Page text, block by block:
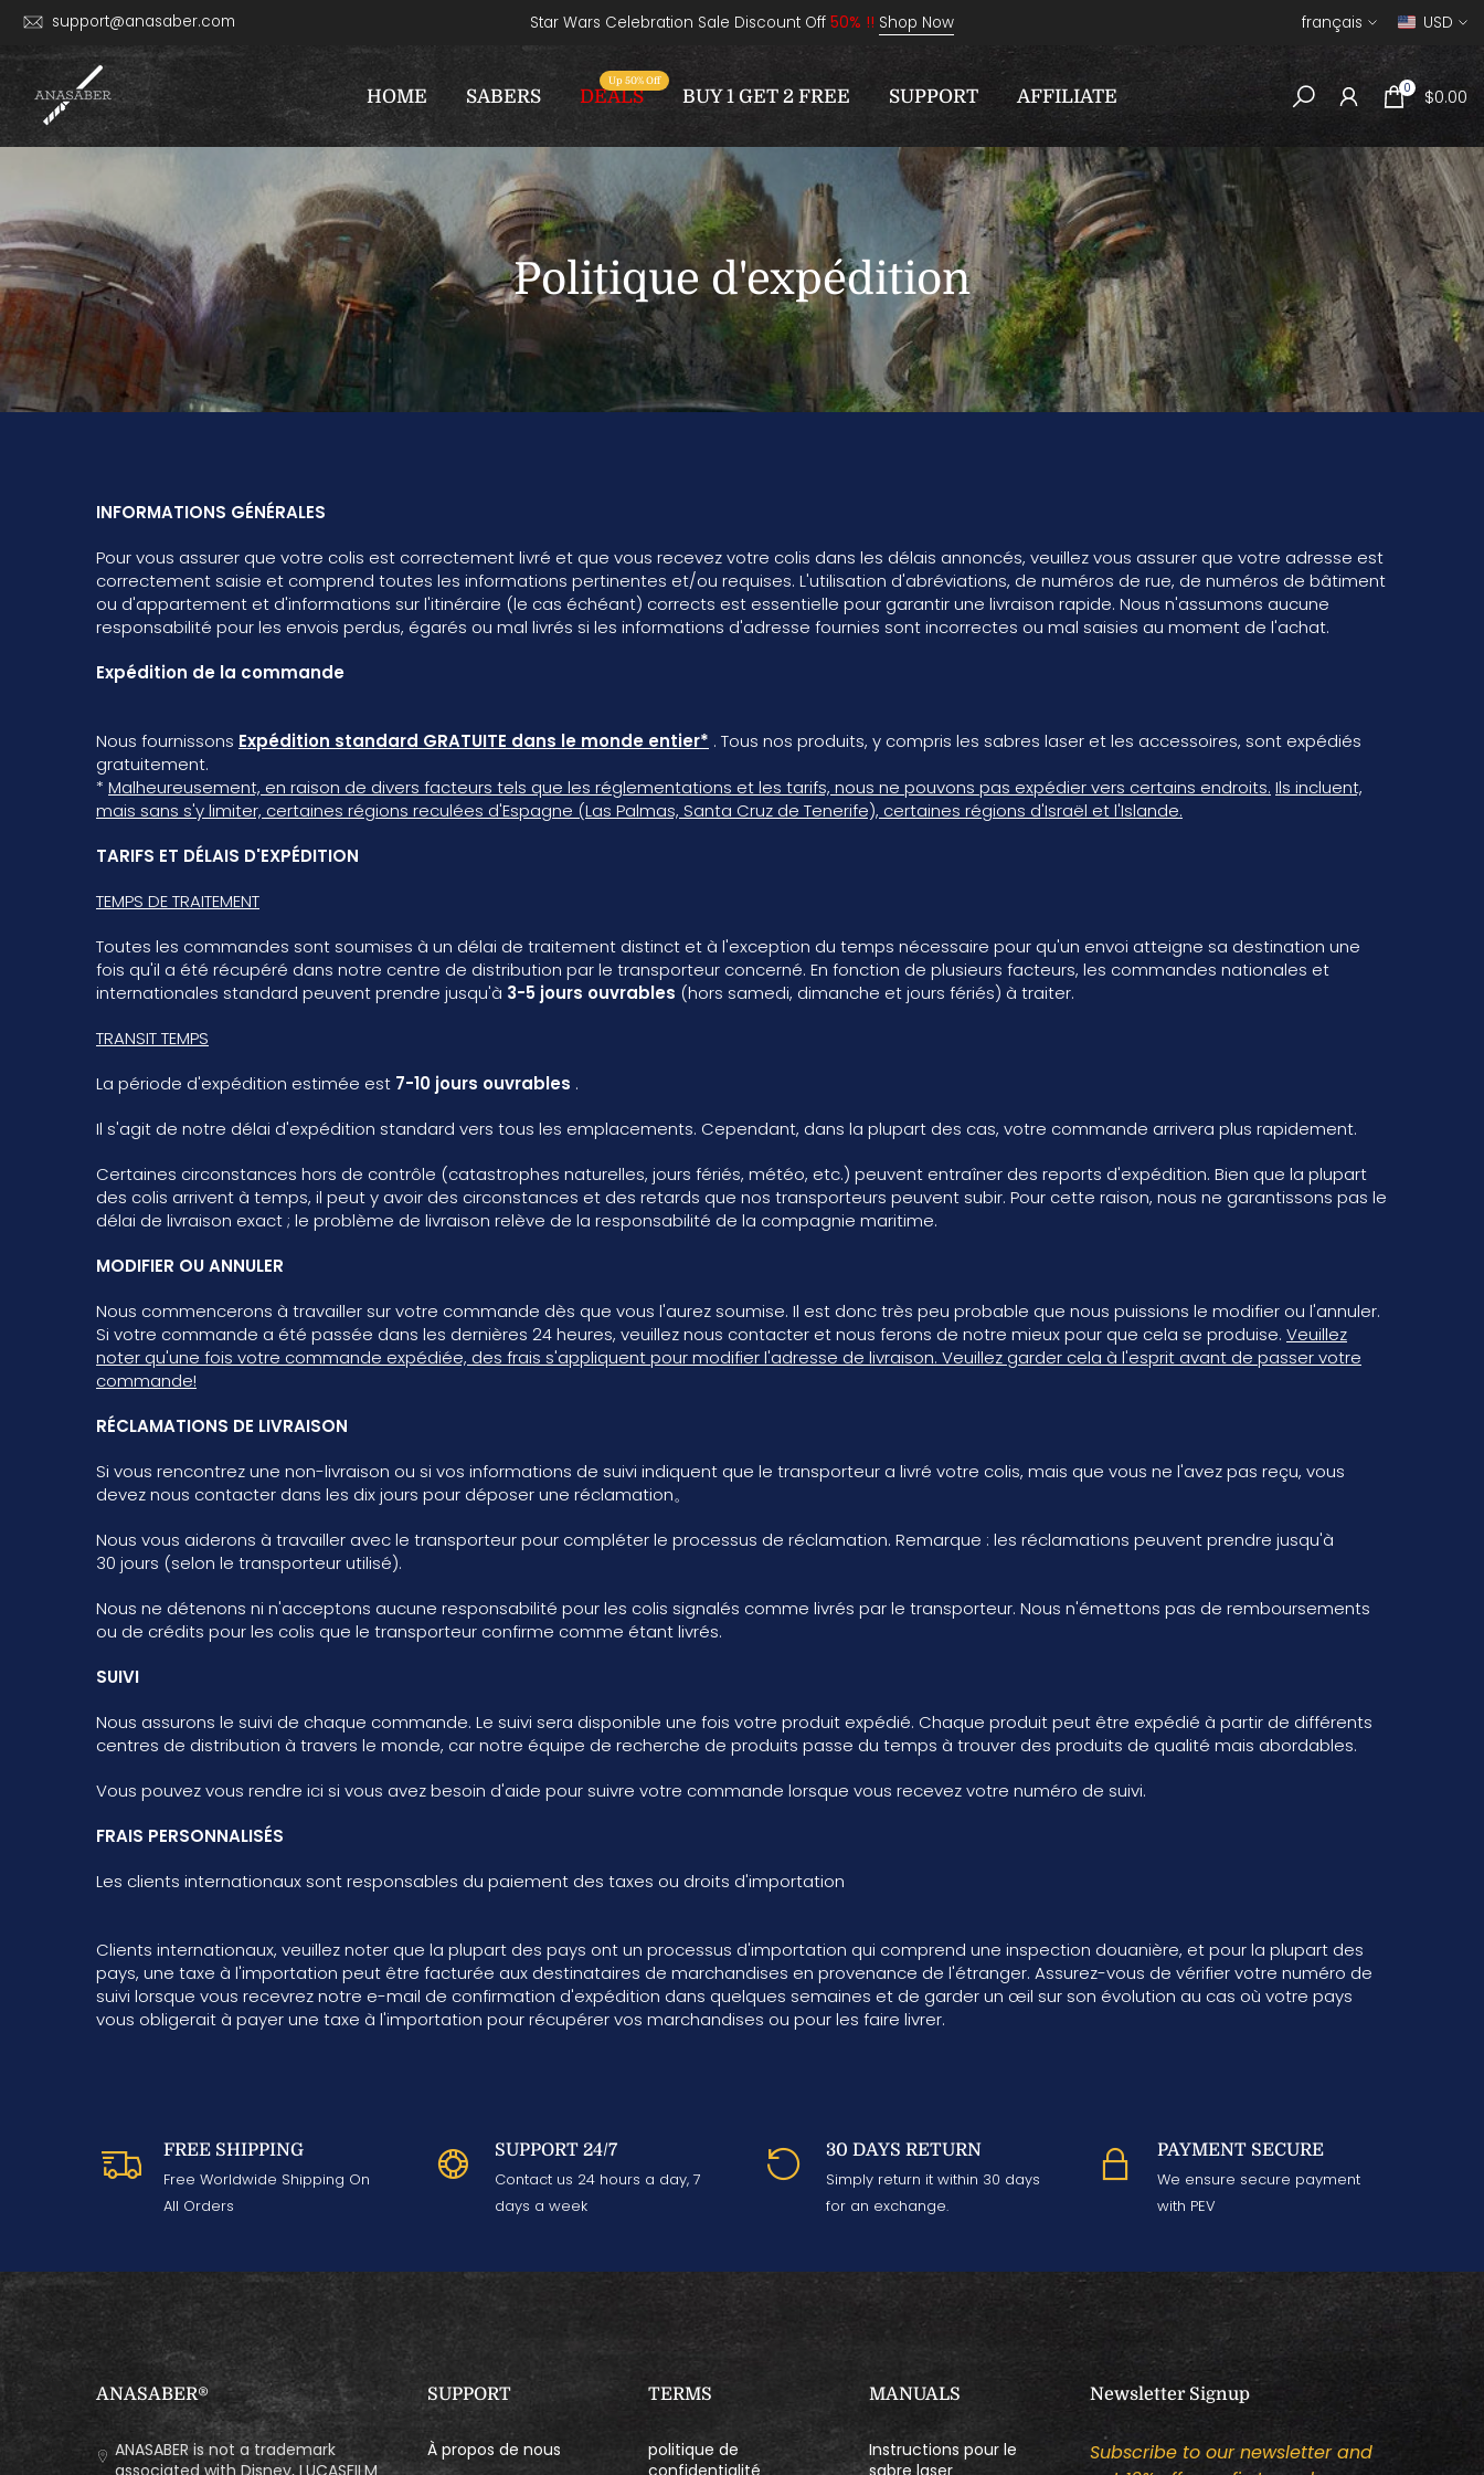
Skip
content
support@anasaber.com Star Wars Celebration Sale Discount Off 50% !! Shop Now français USD
HOME SABERS DEALS
Up 50% Off
BUY 1 GET 2 FREE SUPPORT AFFILIATE 0 $0.00
Politique d'expédition
INFORMATIONS GÉNÉRALES
Pour vous assurer que votre colis est correctement livré et que vous recevez votre colis dans les délais annoncés, veuillez vous assurer que votre adresse est
correctement saisie et comprend toutes les informations pertinentes et/ou requises. L'utilisation d'abréviations, de numéros de rue, de numéros de bâtiment
ou d'appartement et d'informations sur l'itinéraire (le cas échéant) corrects est essentielle pour garantir une livraison rapide. Nous n'assumons aucune
responsabilité pour les envois perdus, égarés ou mal livrés si les informations d'adresse fournies sont incorrectes ou mal saisies au moment de l'achat.
Expédition de la commande
Nous fournissons Expédition standard GRATUITE dans le monde entier* . Tous nos produits, y compris les sabres laser et les accessoires, sont expédiés
gratuitement.
* Malheureusement, en raison de divers facteurs tels que les réglementations et les tarifs, nous ne pouvons pas expédier vers certains endroits. Ils incluent,
mais sans s'y limiter, certaines régions reculées d'Espagne (Las Palmas, Santa Cruz de Tenerife), certaines régions d'Israël et l'Islande.
TARIFS ET DÉLAIS D'EXPÉDITION
TEMPS DE TRAITEMENT
Toutes les commandes sont soumises à un délai de traitement distinct et à l'exception du temps nécessaire pour qu'un envoi atteigne sa destination une
fois qu'il a été récupéré dans notre centre de distribution par le transporteur concerné. En fonction de plusieurs facteurs, les commandes nationales et
internationales standard peuvent prendre jusqu'à 3-5 jours ouvrables (hors samedi, dimanche et jours fériés) à traiter.
TRANSITTEMPS
La période d'expédition estimée est 7-10 jours ouvrables .
Il s'agit de notre délai d'expédition standard vers tous les emplacements. Cependant, dans la plupart des cas, votre commande arrivera plus rapidement.
Certaines circonstances hors de contrôle (catastrophes naturelles, jours fériés, météo, etc.) peuvent entraîner des reports d'expédition. Bien que la plupart
des colis arrivent à temps, il peut y avoir des circonstances et des retards que nos transporteurs peuvent subir. Pour cette raison, nous ne garantissons pas le
délai de livraison exact ; le problème de livraison relève de la responsabilité de la compagnie maritime.
MODIFIER OU ANNULER
Nous commencerons à travailler sur votre commande dès que vous l'aurez soumise. Il est donc très peu probable que nous puissions le modifier ou l'annuler.
Si votre commande a été passée dans les dernières 24 heures, veuillez nous contacter et nous ferons de notre mieux pour que cela se produise. Veuillez
noter qu'une fois votre commande expédiée, des frais s'appliquent pour modifier l'adresse de livraison. Veuillez garder cela à l'esprit avant de passer votre
commande!
RÉCLAMATIONS DE LIVRAISON
Si vous rencontrez une non-livraison ou si vos informations de suivi indiquent que le transporteur a livré votre colis, mais que vous ne l'avez pas reçu, vous
devez nous contacter dans les dix jours pour déposer une réclamation。
Nous vous aiderons à travailler avec le transporteur pour compléter le processus de réclamation. Remarque : les réclamations peuvent prendre jusqu'à
30 jours (selon le transporteur utilisé).
Nous ne détenons ni n'acceptons aucune responsabilité pour les colis signalés comme livrés par le transporteur. Nous n'émettons pas de remboursements
ou de crédits pour les colis que le transporteur confirme comme étant livrés.
SUIVI
Nous assurons le suivi de chaque commande. Le suivi sera disponible une fois votre produit expédié. Chaque produit peut être expédié à partir de différents
centres de distribution à travers le monde, car notre équipe de recherche de produits passe du temps à trouver des produits de qualité mais abordables.
Vous pouvez vous rendre ici si vous avez besoin d'aide pour suivre votre commande lorsque vous recevez votre numéro de suivi.
FRAIS PERSONNALISÉS
Les clients internationaux sont responsables du paiement des taxes ou droits d'importation
Clients internationaux, veuillez noter que la plupart des pays ont un processus d'importation qui comprend une inspection douanière, et pour la plupart des
pays, une taxe à l'importation peut être facturée aux destinataires de marchandises en provenance de l'étranger. Assurez-vous de vérifier votre numéro de
suivi lorsque vous recevrez notre e-mail de confirmation d'expédition dans quelques semaines et de garder un œil sur son évolution au cas où votre pays
vous obligerait à payer une taxe à l'importation pour récupérer vos marchandises ou pour les faire livrer.
FREE SHIPPING
Free Worldwide Shipping On
All Orders
SUPPORT 24/7
Contact us 24 hours a day, 7
days a week
30 DAYS RETURN
Simply return it within 30 days
for an exchange.
PAYMENT SECURE
We ensure secure payment
with PEV
ANASABER®
ANASABER is not a trademark
associated with Disney, LUCASFILM
SUPPORT
À propos de nous
TERMS
politique de
confidentialité
MANUALS
Instructions pour le
sabre laser
Newsletter Signup
Subscribe to our newsletter and